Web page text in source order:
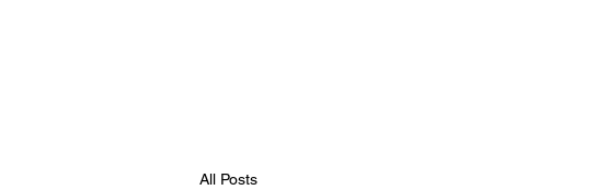
All Posts